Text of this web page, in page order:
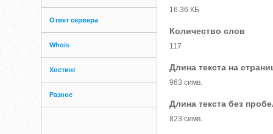
Ответ сервера
Whois
Хостинг
Разное
16.36 КБ
Количество слов
117
Длина текста на
963 симв.
Длина текста без
823 симв.